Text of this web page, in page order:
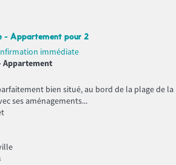
- Appartement pour 2
immédiate
Appartement
bien situé, au bord de la plage de la
ses aménagements...